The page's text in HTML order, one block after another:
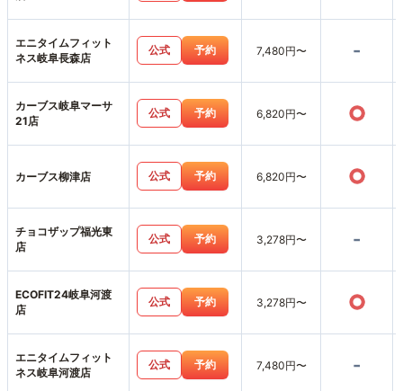
エニタイムフィット
ネス岐阜長森店
公式 予約 7,480円〜 -
カーブス岐阜マーサ
21店
公式 予約 6,820円〜 ○
カーブス柳津店 公式 予約 6,820円〜 ○
チョコザップ福光東
店
公式 予約 3,278円〜 -
ECOFIT24岐阜河渡
店
公式 予約 3,278円〜 ○
エニタイムフィット
ネス岐阜河渡店
公式 予約 7,480円〜 -